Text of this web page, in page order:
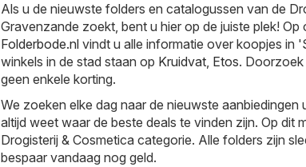
Als u de nieuwste folders en catalogussen van de
Gravenzande zoekt, bent u hier op de juiste plek! Op
Folderbode.nl vindt u alle informatie over koopjes in
winkels in de stad staan op Kruidvat, Etos.
geen enkele korting.
We zoeken elke dag naar de nieuwste
altijd weet waar de beste deals te vinden zijn. Op dit
Drogisterij & Cosmetica categorie. Alle folders zijn
bespaar vandaag nog geld.